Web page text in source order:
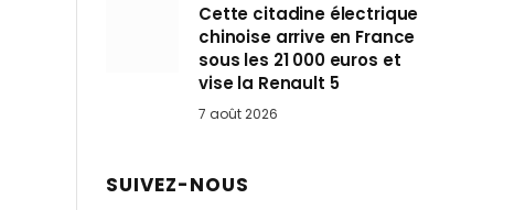
Cette citadine électrique
chinoise arrive en France
sous les 21 000 euros et
vise la Renault 5
7 août 2026
SUIVEZ-NOUS